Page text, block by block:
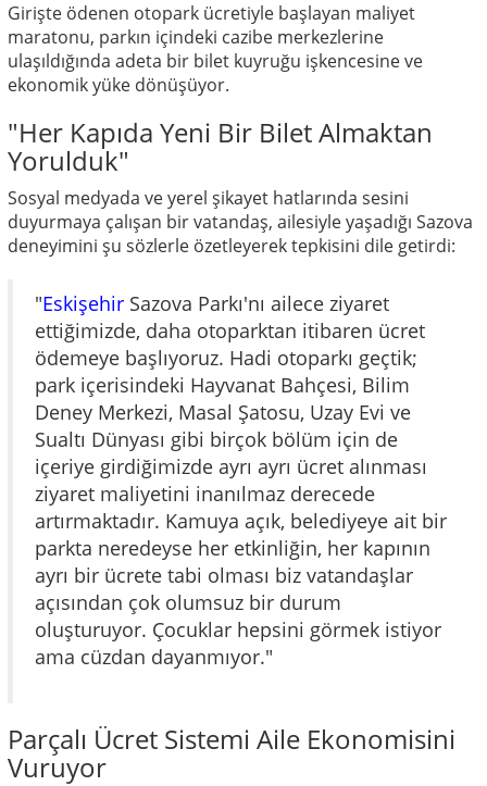
Girişte ödenen otopark ücretiyle başlayan maliyet
maratonu, parkın içindeki cazibe merkezlerine
ulaşıldığında adeta bir bilet kuyruğu işkencesine ve
ekonomik yüke dönüşüyor.
"Her Kapıda Yeni Bir Bilet Almaktan
Yorulduk"
Sosyal medyada ve yerel şikayet hatlarında sesini
duyurmaya çalışan bir vatandaş, ailesiyle yaşadığı Sazova
deneyimini şu sözlerle özetleyerek tepkisini dile getirdi:
"Eskişehir Sazova Parkı'nı ailece ziyaret
ettiğimizde, daha otoparktan itibaren ücret
ödemeye başlıyoruz. Hadi otoparkı geçtik;
park içerisindeki Hayvanat Bahçesi, Bilim
Deney Merkezi, Masal Şatosu, Uzay Evi ve
Sualtı Dünyası gibi birçok bölüm için de
içeriye girdiğimizde ayrı ayrı ücret alınması
ziyaret maliyetini inanılmaz derecede
artırmaktadır. Kamuya açık, belediyeye ait bir
parkta neredeyse her etkinliğin, her kapının
ayrı bir ücrete tabi olması biz vatandaşlar
açısından çok olumsuz bir durum
oluşturuyor. Çocuklar hepsini görmek istiyor
ama cüzdan dayanmıyor."
Parçalı Ücret Sistemi Aile Ekonomisini
Vuruyor